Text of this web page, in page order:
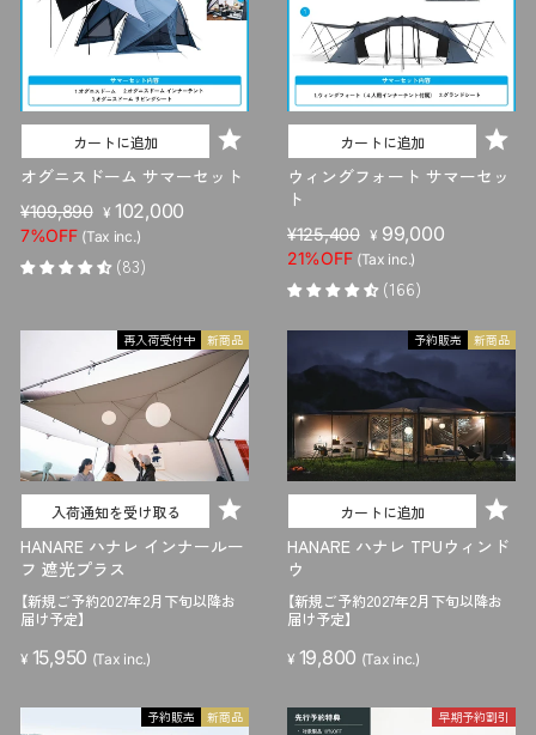
カートに追加
オグニスドーム サマーセット
販
売
価
¥109,890 セ
ー
ル
価
¥ 102,000
7%OFF (Tax inc.)
(83)
カートに追加
ウィングフォート サマーセッ
ト
販
売
価
¥125,400 セ
ー
ル
価
格
¥ 99,000
21%OFF (Tax inc.)
(166)
新商品
再入荷受付中
入荷通知を受け取る
HANARE ハナレ インナールー
フ 遮光プラス
【新規ご予約2027年2月下旬以降お
届け予定】
¥ 15,950 (Tax inc.)
新商品
予約販売
カートに追加
HANARE ハナレ TPUウィンド
ウ
【新規ご予約2027年2月下旬以降お
届け予定】
¥ 19,800 (Tax inc.)
新商品
予約販売 早期予約割引